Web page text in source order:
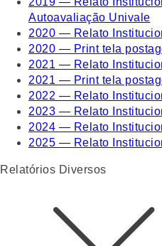
Autoavaliação Univale
2020 — Relato
2020 — Print tela
2021 — Relato
2021 — Print tela
2022 — Relato
2023 — Relato
2024 — Relato
2025 — Relato
Relatórios Diversos